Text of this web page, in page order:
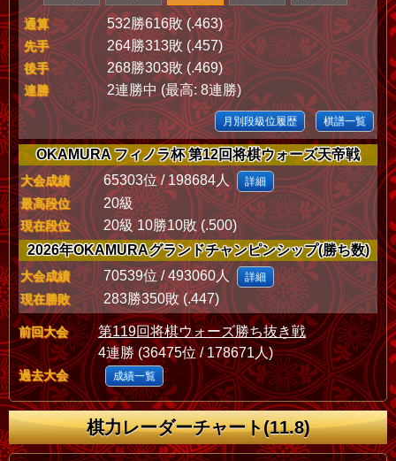
通算 532勝616敗 (.463)
先手 264勝313敗 (.457)
後手 268勝303敗 (.469)
連勝 2連勝中 (最高: 8連勝)
月別段級位履歴 棋譜一覧
OKAMURA フィノラ杯 第12回将棋ウォーズ天帝戦
大会成績 65303位 / 198684人 詳細
最高段位 20級
現在段位
20級 10勝10敗 (.500)
2026年OKAMURAグランドチャンピンシップ(勝ち数)
大会成績 70539位 / 493060人 詳細
現在勝敗 283勝350敗 (.447)
前回大会
第119回将棋ウォーズ勝ち抜き戦
4連勝 (36475位 / 178671人)
過去大会 成績一覧
棋力レーダーチャート(11.8)